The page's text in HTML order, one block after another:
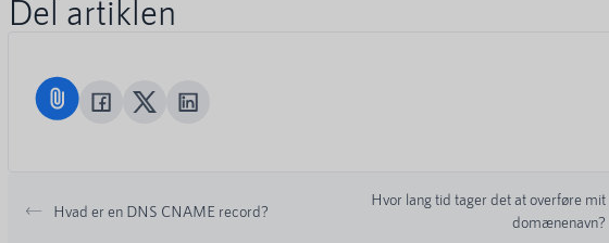
Del artiklen
Hvad er en DNS CNAME record?
Hvor lang tid tager det at overføre mit
domænenavn?